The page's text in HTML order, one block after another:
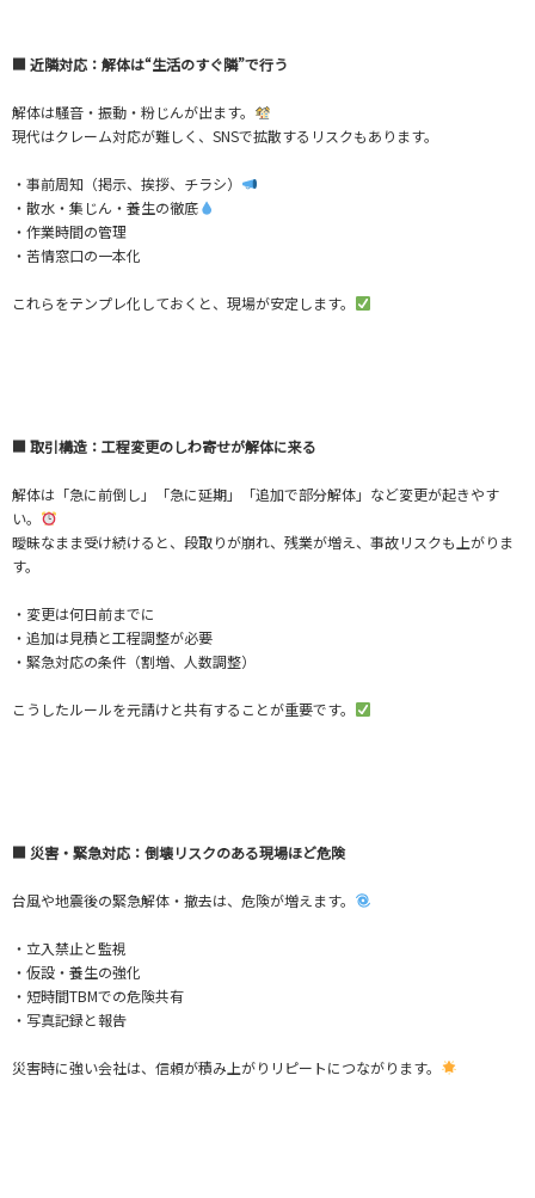
■ 近隣対応：解体は“生活のすぐ隣”で行う
解体は騒音・振動・粉じんが出ます。
現代はクレーム対応が難しく、SNSで拡散するリスクもあります。
・事前周知（掲示、挨拶、チラシ）
・散水・集じん・養生の徹底
・作業時間の管理
・苦情窓口の一本化
これらをテンプレ化しておくと、現場が安定します。
■ 取引構造：工程変更のしわ寄せが解体に来る
解体は「急に前倒し」「急に延期」「追加で部分解体」など変更が起きやす
い。
曖昧なまま受け続けると、段取りが崩れ、残業が増え、事故リスクも上がりま
す。
・変更は何日前までに
・追加は見積と工程調整が必要
・緊急対応の条件（割増、人数調整）
こうしたルールを元請けと共有することが重要です。
■ 災害・緊急対応：倒壊リスクのある現場ほど危険
台風や地震後の緊急解体・撤去は、危険が増えます。
・立入禁止と監視
・仮設・養生の強化
・短時間TBMでの危険共有
・写真記録と報告
災害時に強い会社は、信頼が積み上がりリピートにつながります。